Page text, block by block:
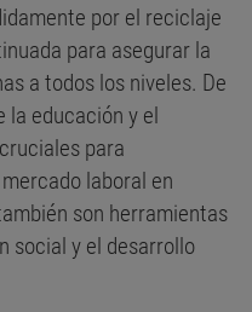
por el reciclaje
para asegurar la
a todos los niveles. De
la educación y el
para
laboral en
son herramientas
social y el desarrollo